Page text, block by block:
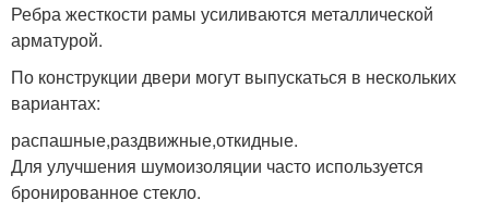
Ребра жесткости рамы усиливаются металлической
арматурой.
По конструкции двери могут выпускаться в нескольких
вариантах:
распашные,раздвижные,откидные.
Для улучшения шумоизоляции часто используется
бронированное стекло.